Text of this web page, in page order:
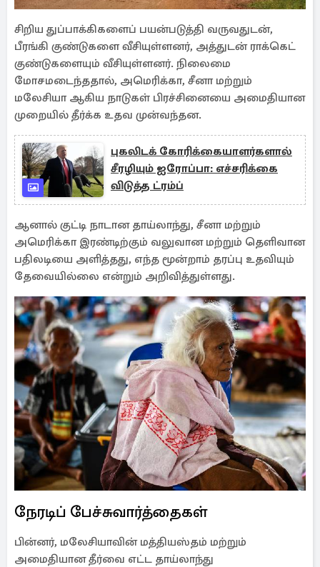
சிறிய துப்பாக்கிகளைப் பயன்படுத்தி வருவதுடன்,
பீரங்கி குண்டுகளை வீசியுள்ளனர், அத்துடன் ராக்கெட்
குண்டுகளையும் வீசியுள்ளனர். நிலைமை
மோசமடைந்ததால், அமெரிக்கா, சீனா மற்றும்
மலேசியா ஆகிய நாடுகள் பிரச்சினையை அமைதியான
முறையில் தீர்க்க உதவ முன்வந்தன.
புகலிடக் கோரிக்கையாளர்களால்
சீரழியும் ஐரோப்பா: எச்சரிக்கை
விடுத்த ட்ரம்ப்
ஆனால் குட்டி நாடான தாய்லாந்து, சீனா மற்றும்
அமெரிக்கா இரண்டிற்கும் வலுவான மற்றும் தெளிவான
பதிலடியை அளித்தது, எந்த மூன்றாம் தரப்பு உதவியும்
தேவையில்லை என்றும் அறிவித்துள்ளது.
நேரடிப் பேச்சுவார்த்தைகள்
பின்னர், மலேசியாவின் மத்தியஸ்தம் மற்றும்
அமைதியான தீர்வை எட்ட தாய்லாந்து